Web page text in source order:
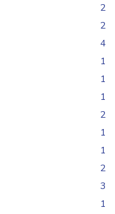
2
2
4
1
1
1
2
1
1
2
3
1